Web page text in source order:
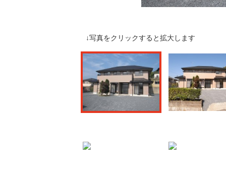
↓写真をクリックすると拡大します